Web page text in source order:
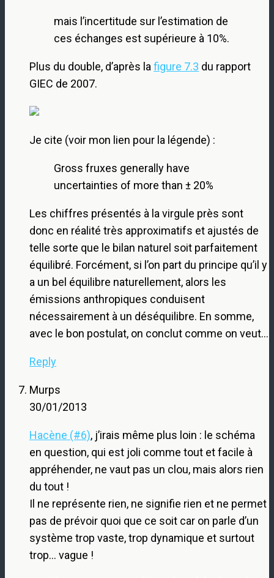
mais l’incertitude sur l’estimation de
ces échanges est supérieure à 10%.
Plus du double, d’après la figure 7.3 du rapport
GIEC de 2007.
Je cite (voir mon lien pour la légende) :
Gross fruxes generally have
uncertainties of more than ± 20%
Les chiffres présentés à la virgule près sont
donc en réalité très approximatifs et ajustés de
telle sorte que le bilan naturel soit parfaitement
équilibré. Forcément, si l’on part du principe qu’il y
a un bel équilibre naturellement, alors les
émissions anthropiques conduisent
nécessairement à un déséquilibre. En somme,
avec le bon postulat, on conclut comme on veut…
Reply
Murps
30/01/2013
Hacène (#6), j’irais même plus loin : le schéma
en question, qui est joli comme tout et facile à
appréhender, ne vaut pas un clou, mais alors rien
du tout !
Il ne représente rien, ne signifie rien et ne permet
pas de prévoir quoi que ce soit car on parle d’un
système trop vaste, trop dynamique et surtout
trop… vague !